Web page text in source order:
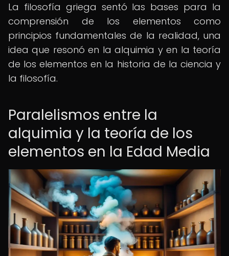
La filosofía griega sentó las bases para la
comprensión de los elementos como
principios fundamentales de la realidad, una
idea que resonó en la alquimia y en la teoría
de los elementos en la historia de la ciencia y
la filosofía.
Paralelismos entre la
alquimia y la teoría de los
elementos en la Edad Media